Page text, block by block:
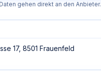
gehen direkt an den Anbieter.
17, 8501 Frauenfeld